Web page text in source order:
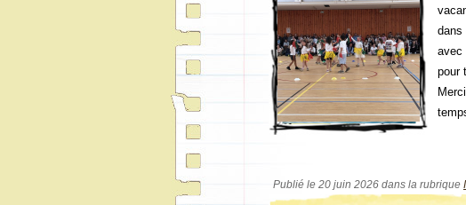
dans
avec
pour
Publié le 20 juin 2026 dans la rubrique